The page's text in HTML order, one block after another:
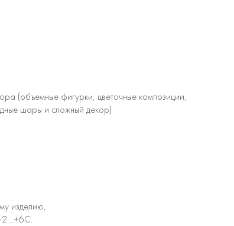
(объемные фигурки, цветочные композиции,
шары и сложный декор)
изделию,